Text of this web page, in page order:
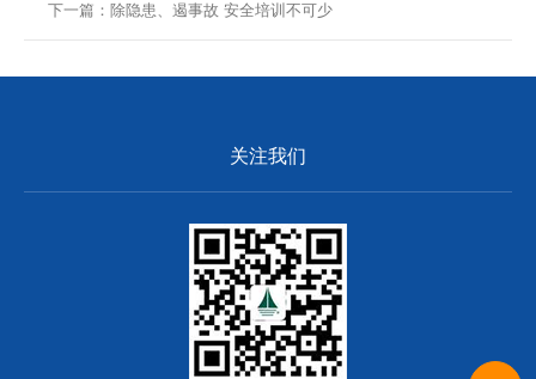
星级仓库殊荣
下一篇：除隐患、遏事故 安全培训不可少
关注我们